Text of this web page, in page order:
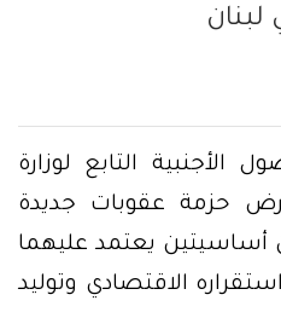
لبنان
الأجنبية التابع لوزارة
فرض حزمة عقوبات جديدة
أساسيتين يعتمد عليهما
الاقتصادي وتوليد